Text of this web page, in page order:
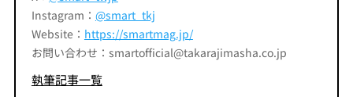
Instagram： @smart_tkj
Website： https://smartmag.jp/
お問い合わせ：smartofficial@takarajimasha.co.jp
執筆記事一覧